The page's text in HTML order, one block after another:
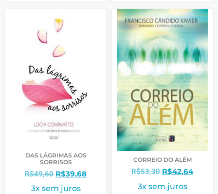
DAS LÁGRIMAS AOS
SORRISOS
R$49,60 R$39,68
3x sem juros
CORREIO DO ALÉM
R$53,30 R$42,64
3x sem juros